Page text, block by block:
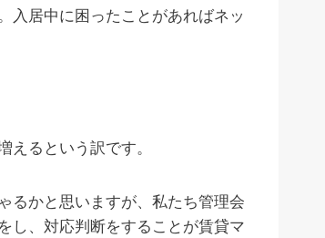
入居中に困ったことがあればネッ
るという訳です。
るかと思いますが、私たち管理会
し、対応判断をすることが賃貸マ